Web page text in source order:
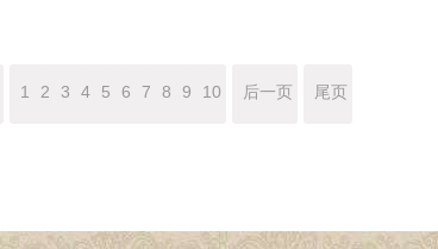
会委员山东省
1 2 3 4 5 6 7 8 9 10 后一页 尾页